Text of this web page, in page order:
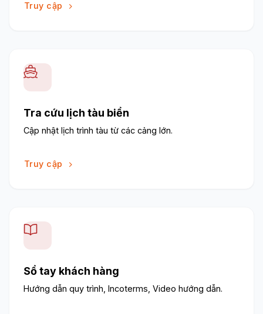
Truy cập
Tra cứu lịch tàu biển
Cập nhật lịch trình tàu từ các cảng lớn.
Truy cập
Sổ tay khách hàng
Hướng dẫn quy trình, Incoterms, Video hướng dẫn.